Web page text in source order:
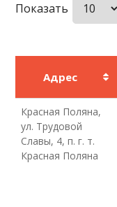
Показать
Адрес
Красная Поляна,
ул. Трудовой
Славы, 4, п. г. т.
Красная Поляна